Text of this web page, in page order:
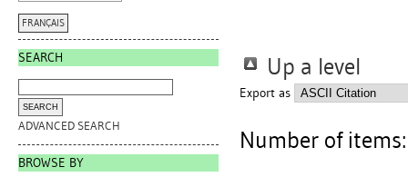
FRANÇAIS
SEARCH
ADVANCED SEARCH
BROWSE BY
Up a level
Export as
Number of